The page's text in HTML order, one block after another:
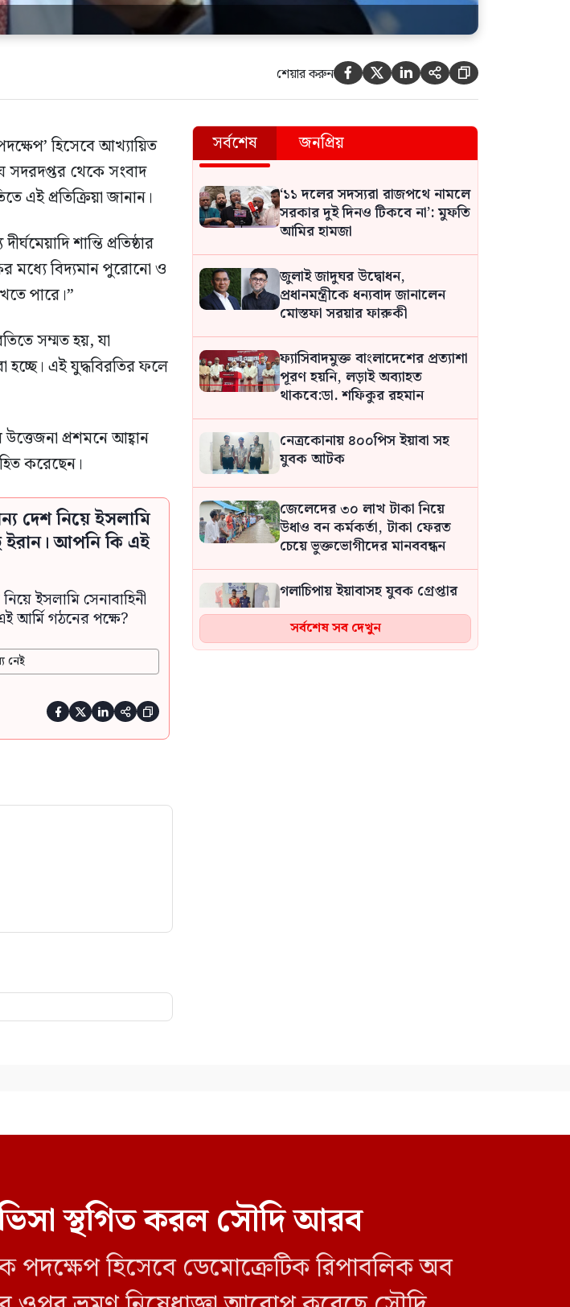
শেয়ার করুন     
হিসেবে আখ্যায়িত
সদরদপ্তর থেকে সংবাদ
এই প্রতিক্রিয়া জানান।
শান্তি প্রতিষ্ঠার
মধ্যে বিদ্যমান পুরোনো ও
পারে।”
সম্মত হয়, যা
এই যুদ্ধবিরতির ফলে
প্রশমনে আহ্বান
করেছেন।
দেশ নিয়ে ইসলামি
ইরান। আপনি কি এই
ইসলামি সেনাবাহিনী
আর্মি গঠনের পক্ষে?
নেই
    
সর্বশেষ জনপ্রিয়
‘১১ দলের সদস্যরা রাজপথে নামলে
সরকার দুই দিনও টিকবে না’: মুফতি
আমির হামজা
জুলাই জাদুঘর উদ্বোধন,
প্রধানমন্ত্রীকে ধন্যবাদ জানালেন
মোস্তফা সরয়ার ফারুকী
ফ্যাসিবাদমুক্ত বাংলাদেশের প্রত্যাশা
পূরণ হয়নি, লড়াই অব্যাহত
থাকবে:ডা. শফিকুর রহমান
নেত্রকোনায় ৪০০পিস ইয়াবা সহ
যুবক আটক
জেলেদের ৩০ লাখ টাকা নিয়ে
উধাও বন কর্মকর্তা, টাকা ফেরত
চেয়ে ভুক্তভোগীদের মানববন্ধন
গলাচিপায় ইয়াবাসহ যুবক গ্রেপ্তার
ইমরান খানের মুক্তির দাবিতে
সর্বশেষ সব দেখুন
স্থগিত করল সৌদি আরব
পদক্ষেপ হিসেবে ডেমোক্রেটিক রিপাবলিক অব